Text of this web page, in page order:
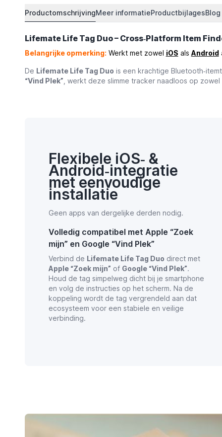
ProductomschrijvingMeer informatieProductbijlages
Lifemate Life Tag Duo – Cross‑Platform Item
Belangrijke opmerking: Werkt met zowel iOS als Android
De Lifemate Life Tag Duo is een krachtige
“Vind Plek” , werkt deze slimme tracker naadloos op
Flexibele iOS‑ &
Android‑integratie
met eenvoudige
installatie
Geen apps van dergelijke derden nodig.
Volledig compatibel met Apple “Zoek
mijn” en Google “Vind Plek”
Verbind de Lifemate Life Tag Duo direct met
Apple “Zoek mijn” of Google “Vind Plek”.
Houd de tag simpelweg dicht bij je smartphone
en volg de instructies op het scherm. Na de
koppeling wordt de tag vergrendeld aan dat
ecosysteem voor een stabiele en veilige
verbinding.